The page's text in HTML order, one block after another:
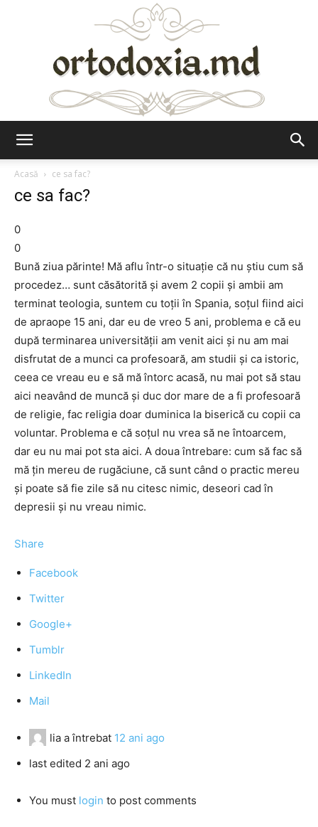
Acasă
ce sa fac?
ce sa fac?
0
0
Bună ziua părinte! Mă aflu într-o situație că nu știu cum să
procedez… sunt căsătorită și avem 2 copii și ambii am
terminat teologia, suntem cu toții în Spania, soțul fiind aici
de apraope 15 ani, dar eu de vreo 5 ani, problema e că eu
după terminarea universității am venit aici și nu am mai
disfrutat de a munci ca profesoară, am studii și ca istoric,
ceea ce vreau eu e să mă întorc acasă, nu mai pot să stau
aici neavând de muncă și duc dor mare de a fi profesoară
de religie, fac religia doar duminica la biserică cu copii ca
voluntar. Problema e că soțul nu vrea să ne întoarcem,
dar eu nu mai pot sta aici. A doua întrebare: cum să fac să
mă țin mereu de rugăciune, că sunt când o practic mereu
și poate să fie zile să nu citesc nimic, deseori cad în
depresii și nu vreau nimic.
Share
Facebook
Twitter
Google+
Tumblr
LinkedIn
Mail
lia a întrebat 12 ani ago
last edited 2 ani ago
You must login to post comments